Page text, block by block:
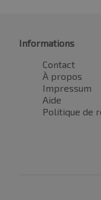
Informations
Contact
À propos
Impressum
Aide
Politique de